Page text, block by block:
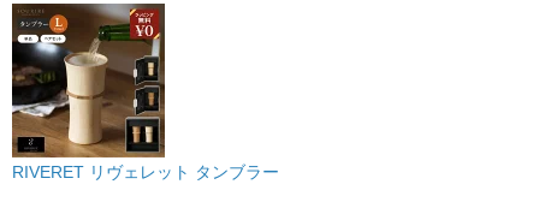
RIVERET リヴェレット タンブラー